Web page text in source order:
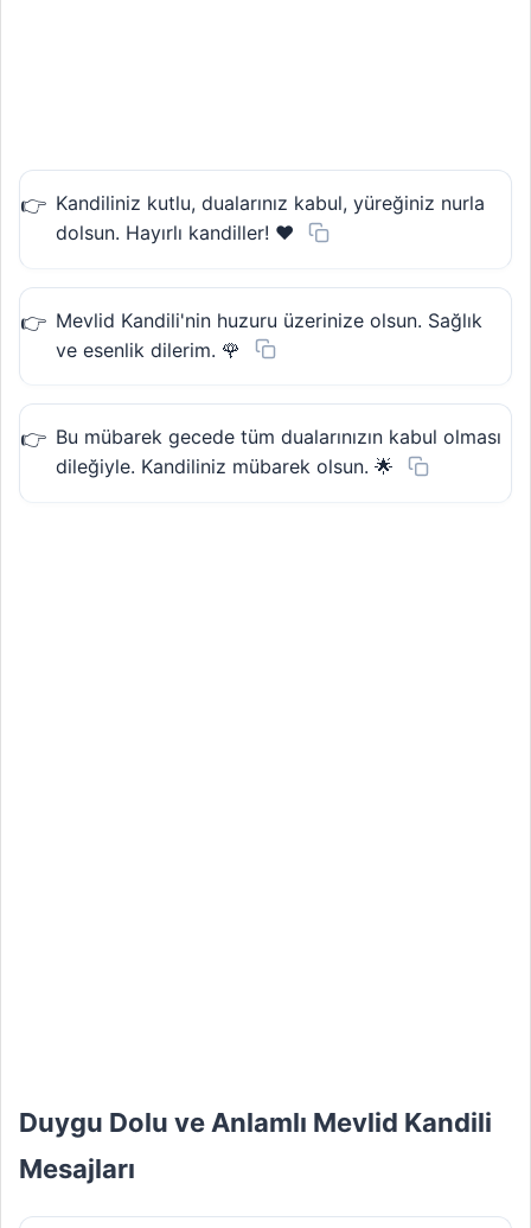
Kandiliniz kutlu, dualarınız kabul, yüreğiniz nurla
dolsun. Hayırlı kandiller! ❤️
Mevlid Kandili'nin huzuru üzerinize olsun. Sağlık
ve esenlik dilerim. 🌹
Bu mübarek gecede tüm dualarınızın kabul olması
dileğiyle. Kandiliniz mübarek olsun. 🌟
Duygu Dolu ve Anlamlı Mevlid Kandili
Mesajları